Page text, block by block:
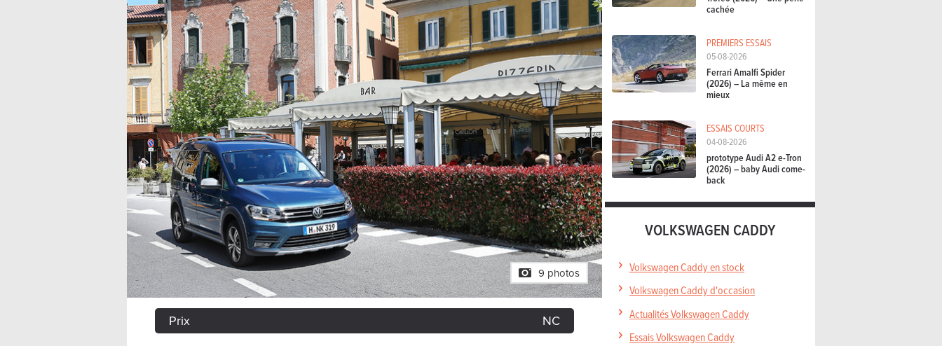
9 photos
Prix NC
cachée
PREMIERS ESSAIS
05-08-2026
Ferrari Amalfi Spider
(2026) – La même en
mieux
ESSAIS COURTS
04-08-2026
prototype Audi A2 e-Tron
(2026) – baby Audi come-
back
VOLKSWAGEN CADDY
Volkswagen Caddy en stock
Volkswagen Caddy d'occasion
Actualités Volkswagen Caddy
Essais Volkswagen Caddy